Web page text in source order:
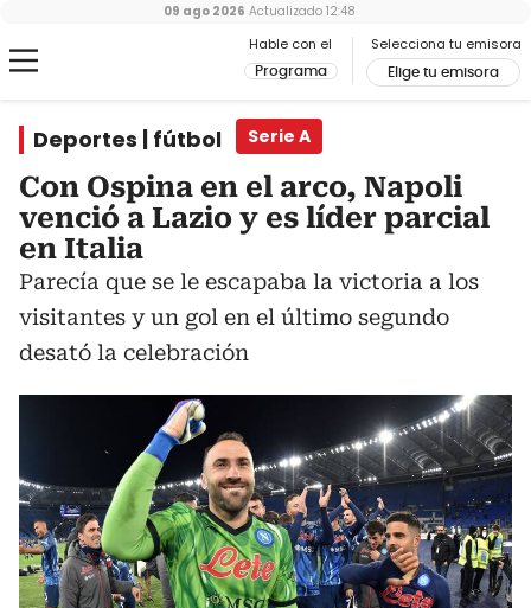
Hable con el
Programa
Selecciona tu emisora
Elige tu emisora
09 ago 2026 Actualizado 12:48
Deportes | fútbol Serie A
Con Ospina en el arco, Napoli
venció a Lazio y es líder parcial
en Italia
Parecía que se le escapaba la victoria a los
visitantes y un gol en el último segundo
desató la celebración